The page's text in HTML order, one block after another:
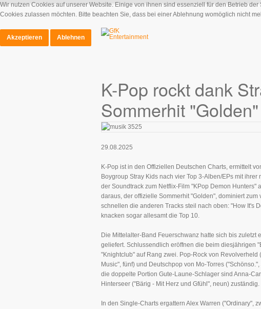
K-Pop rockt dank
Sommerhit
29.08.2025
K-Pop ist in den Offiziellen Deutschen Charts, ermittelt
Boygroup Stray Kids nach vier Top 3-Alben/EPs mit
der Soundtrack zum Netflix-Film "KPop Demon Hunters"
daraus, der offizielle Sommerhit "Golden", dominiert
schnellen die anderen Tracks steil nach oben: "How It's
knacken sogar allesamt die Top 10.
Die Mittelalter-Band Feuerschwanz hatte sich bis
geliefert. Schlussendlich eröffnen die beim diesjährigen
"Knightclub" auf Rang zwei. Pop-Rock von
Music", fünf) und Deutschpop von Mo-Torres
die doppelte Portion Gute-Laune-Schlager sind Anna-
Hinterseer ("Bärig - Mit Herz und Gfühl", neun) zuständig.
In den Single-Charts ergattern Alex Warren ("Ordinary",
Wir nutzen Cookies auf unserer Website. Einige von ihnen sind essenziell für den Betrieb
Cookies zulassen möchten. Bitte beachten Sie, dass bei einer Ablehnung womöglich nicht
Akzeptieren
Ablehnen